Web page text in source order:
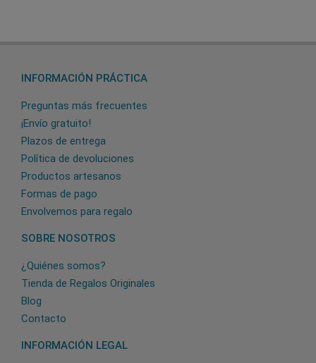
INFORMACIÓN PRÁCTICA
Preguntas más frecuentes
¡Envío gratuito!
Plazos de entrega
Política de devoluciones
Productos artesanos
Formas de pago
Envolvemos para regalo
SOBRE NOSOTROS
¿Quiénes somos?
Tienda de Regalos Originales
Blog
Contacto
INFORMACIÓN LEGAL